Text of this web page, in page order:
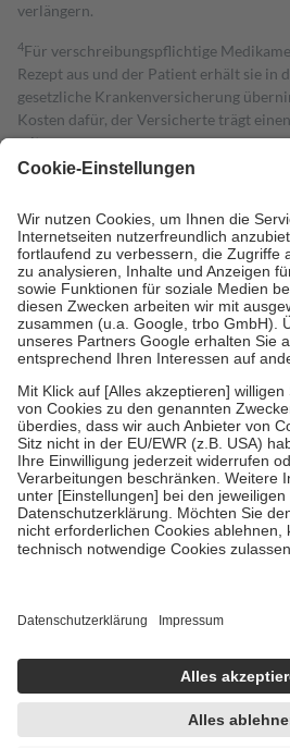
verlängern.
4Für verschreibungspflichtige
Rezept aus und der Patient erhält sie in
gesetzliche Krankenversicherung
Kosten dafür, der Versicherte trägt
mit.
Grundsätzlich leisten Mitglieder
höchstens zehn Euro.
Es sind jedoch
Kosten der Leistung zu entrichten.
Diese Regeln gelten grundsätzlich auch
Bei Heilmitteln und häuslicher
Zuzahlung zehn Prozent der Kosten
Verordnung.
Um das Engagement der Versicherten
stärken und die besondere Stellung der
fallenkeine Zuzahlungenan bei:
• Kindern und Jugendlichen bis zum
mit Ausnahme der Fahrkosten
• Untersuchungen zur Vorsorge und
GKV getragen werden
• empfohlenen Schutzimpfungen
• Harn- und Blutteststreifen
getroffen, um sicherzustellen, dass es
https://help.etrusted.com/hc/de/
Einige Bilder und Inhalte wurden unter